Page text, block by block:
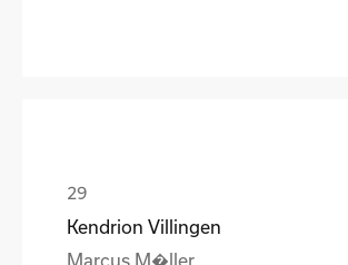
Kendrion Villingen
Marcus M�ller